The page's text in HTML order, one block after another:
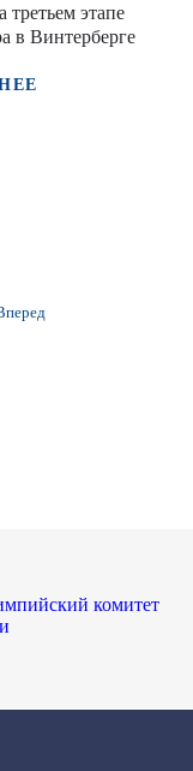
третьем этапе
в Винтерберге